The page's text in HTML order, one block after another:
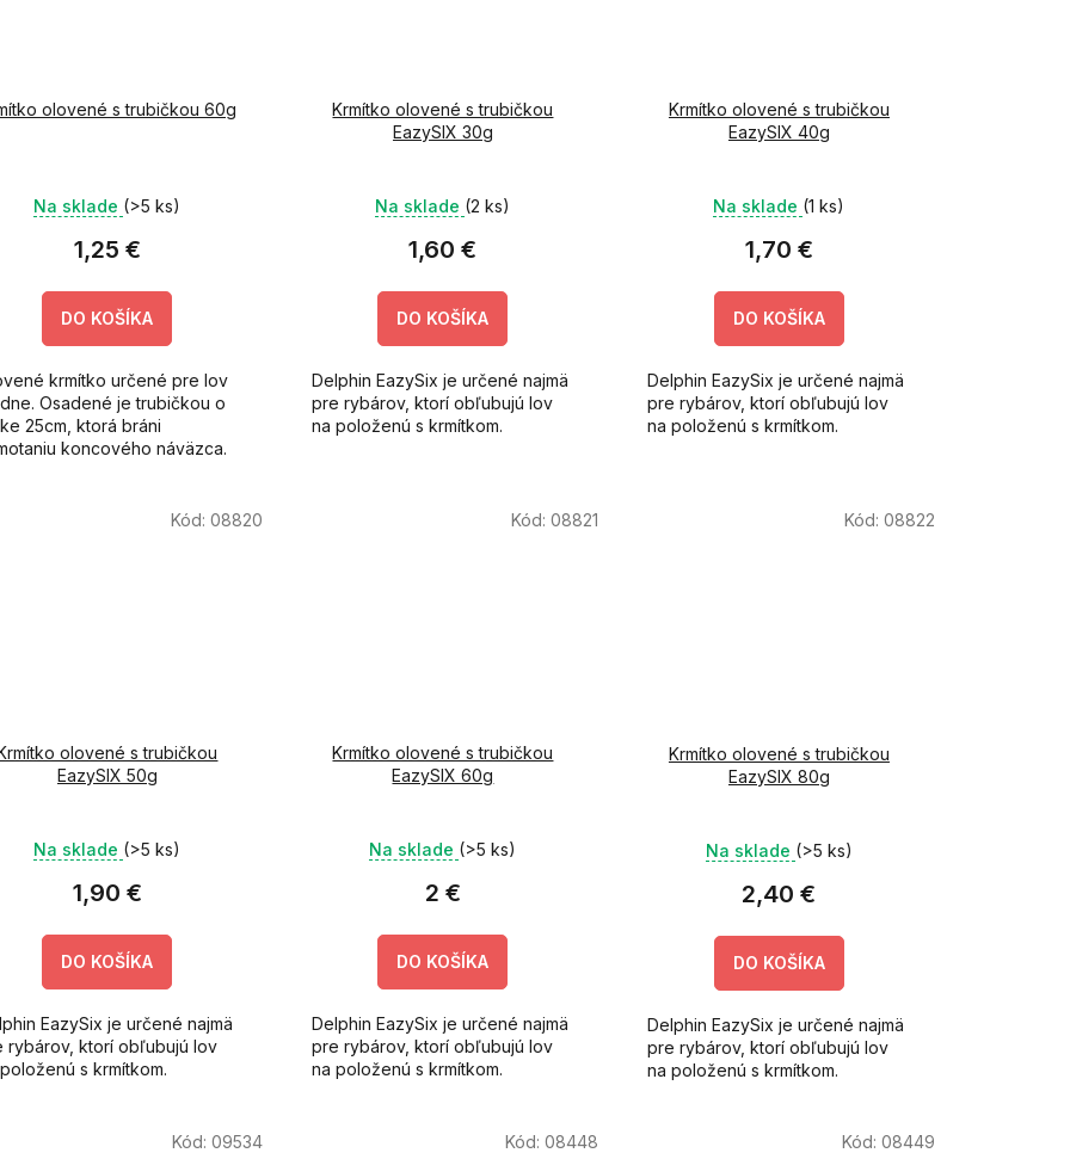
olovené s trubičkou 60g
Na sklade (>5 ks)
1,25 €
DO KOŠÍKA
krmítko určené pre lov
Osadené je trubičkou o
25cm, ktorá bráni
koncového náväzca.
Krmítko olovené s trubičkou
EazySIX 30g
Na sklade (2 ks)
1,60 €
DO KOŠÍKA
Delphin EazySix je určené najmä
pre rybárov, ktorí obľubujú lov
na položenú s krmítkom.
Krmítko olovené s trubičkou
EazySIX 40g
Na sklade (1 ks)
1,70 €
DO KOŠÍKA
Delphin EazySix je určené najmä
pre rybárov, ktorí obľubujú lov
na položenú s krmítkom.
olovené s trubičkou
EazySIX 50g
Na sklade (>5 ks)
1,90 €
DO KOŠÍKA
EazySix je určené najmä
rybárov, ktorí obľubujú lov
s krmítkom.
Kód: 08820
Krmítko olovené s trubičkou
EazySIX 60g
Na sklade (>5 ks)
2 €
DO KOŠÍKA
Delphin EazySix je určené najmä
pre rybárov, ktorí obľubujú lov
na položenú s krmítkom.
Kód: 08821
Krmítko olovené s trubičkou
EazySIX 80g
Na sklade (>5 ks)
2,40 €
DO KOŠÍKA
Delphin EazySix je určené najmä
pre rybárov, ktorí obľubujú lov
na položenú s krmítkom.
Kód: 08822
Kód: 09534 Kód: 08448 Kód: 08449